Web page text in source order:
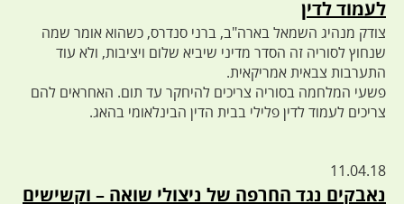
לעמוד לדין
צודק מנהיג השמאל בארה"ב, ברני סנדרס, כשהוא אומר שמה
שנחוץ לסוריה זה הסדר מדיני שיביא שלום ויציבות, ולא עוד
התערבות צבאית אמריקאית.
פשעי המלחמה בסוריה צריכים להיחקר עד תום. האחראים להם
צריכים לעמוד לדין פלילי בבית הדין הבינלאומי בהאג.
11.04.18
נאבקים נגד החרפה של ניצולי שואה – וקשישים